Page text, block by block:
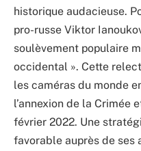
historique audacieuse.
pro-russe Viktor
soulèvement populaire
occidental ». Cette
les caméras du monde
l’annexion de la Crimée
février 2022. Une
favorable auprès de ses